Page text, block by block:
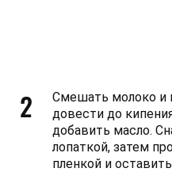
2
Смешать молоко и
довести до
добавить масло.
лопаткой, затем
пленкой и